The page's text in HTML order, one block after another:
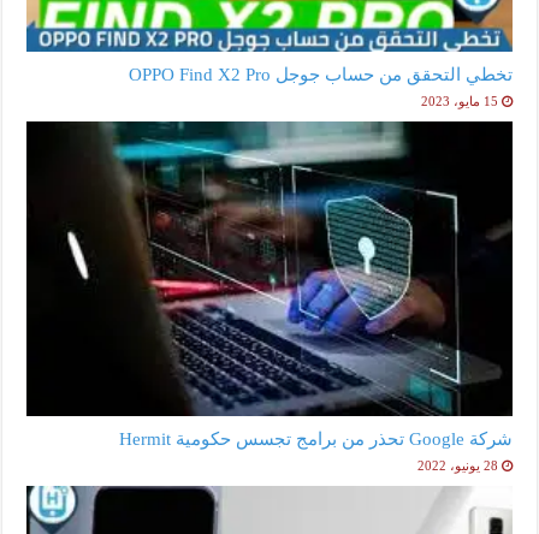
تخطي التحقق من حساب جوجل OPPO Find X2 Pro
15 مايو، 2023
شركة Google تحذر من برامج تجسس حكومية Hermit
28 يونيو، 2022